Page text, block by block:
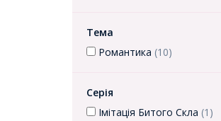
Тема
Романтика (10)
Серія
Імітація Битого Скла (1)